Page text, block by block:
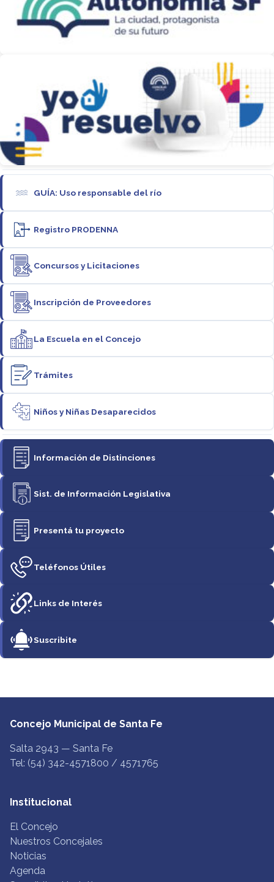
GUÍA: Uso responsable del río
Registro PRODENNA
Concursos y Licitaciones
Inscripción de Proveedores
La Escuela en el Concejo
Trámites
Niños y Niñas Desaparecidos
Información de Distinciones
Sist. de Información Legislativa
Presentá tu proyecto
Teléfonos Útiles
Links de Interés
Suscribite
Concejo Municipal de Santa Fe
Salta 2943 — Santa Fe
Tel: (54) 342-4571800 / 4571765
Institucional
El Concejo
Nuestros Concejales
Noticias
Agenda